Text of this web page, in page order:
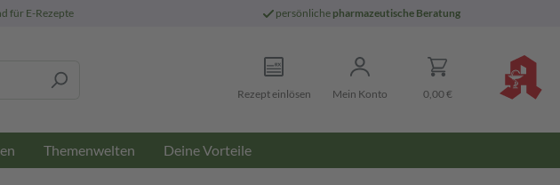
für E-Rezepte persönliche pharmazeutische Beratung
Rezept einlösen Mein Konto 0,00 €
Themenwelten Deine Vorteile